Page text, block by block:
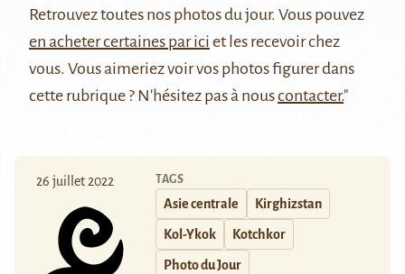
Retrouveztoutes nos photos du jour. Vous pouvez
en acheter certaines par ici et les recevoir chez
vous. Vous aimeriez voir vos photos figurer dans
cette rubrique ? N'hésitez pas à nouscontacter."
26 juillet 2022 TAGS
Asie centrale Kirghizstan
Kol-Ykok Kotchkor
Photo du Jour